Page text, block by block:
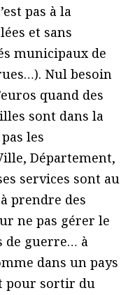
pas à la
et sans
municipaux de
Nul besoin
quand des
sont dans la
les
Département,
services sont au
prendre des
ne pas gérer le
de guerre… à
dans un pays
pour sortir du